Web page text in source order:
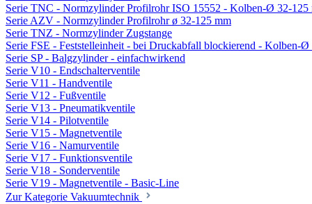
Serie TNC - Normzylinder Profilrohr ISO 15552 - Kolben-Ø 32-125
Serie AZV - Normzylinder Profilrohr ø 32-125 mm
Serie TNZ - Normzylinder Zugstange
Serie FSE - Feststelleinheit - bei Druckabfall blockierend - Kolben-Ø
Serie SP - Balgzylinder - einfachwirkend
Serie V10 - Endschalterventile
Serie V11 - Handventile
Serie V12 - Fußventile
Serie V13 - Pneumatikventile
Serie V14 - Pilotventile
Serie V15 - Magnetventile
Serie V16 - Namurventile
Serie V17 - Funktionsventile
Serie V18 - Sonderventile
Serie V19 - Magnetventile - Basic-Line
Zur Kategorie Vakuumtechnik